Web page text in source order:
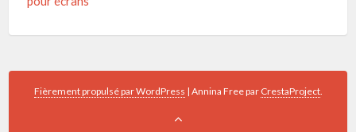
Fièrement propulsé par WordPress | Annina Free par CrestaProject.